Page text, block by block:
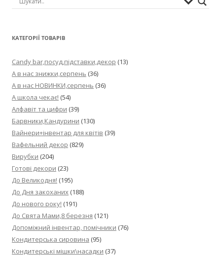
КАТЕГОРІЇ ТОВАРІВ
Candy bar,посуд,підставки,декор (13)
А в нас знижки,серпень (36)
А в нас НОВИНКИ,серпень (36)
А школа чекає! (54)
Алфавіт та цифри (39)
Барвники,Кандурини (130)
Вайнери+інвентар для квітів (39)
Вафельний декор (829)
Вирубки (204)
Готові декори (23)
До Великодня! (195)
До Дня закоханих (188)
До нового року! (191)
До Свята Мами,8 березня (121)
Допоміжний інвентар, помічники (76)
Кондитерська сировина (95)
Кондитерські мішки\насадки (37)